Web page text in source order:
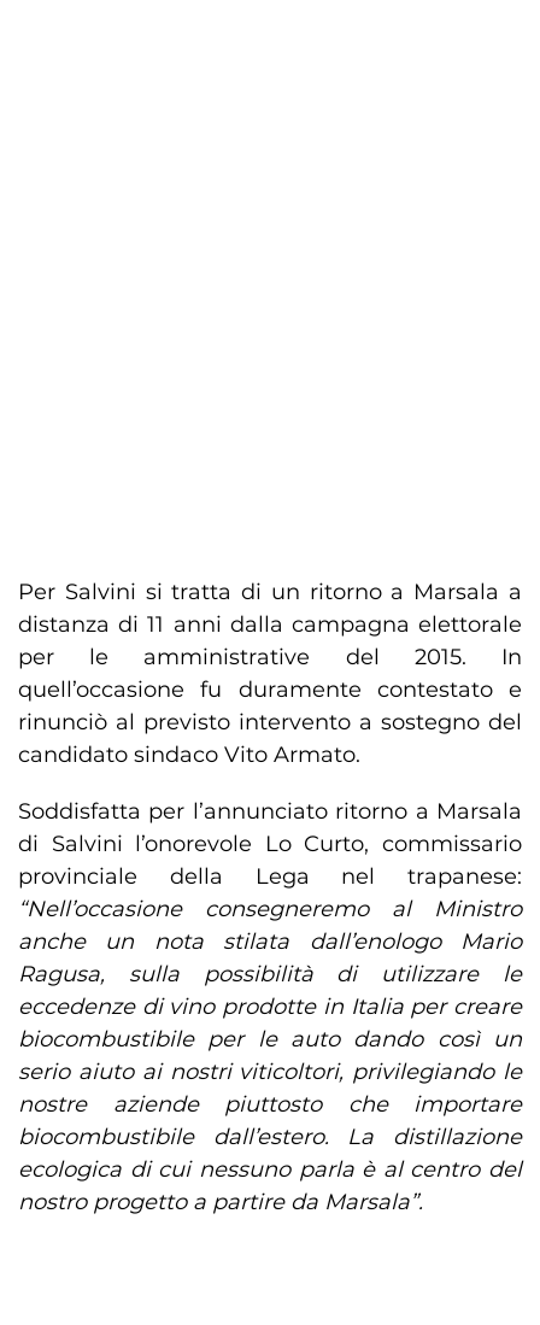
Per Salvini si tratta di un ritorno a Marsala a
distanza di 11 anni dalla campagna elettorale
per le amministrative del 2015. In
quell’occasione fu duramente contestato e
rinunciò al previsto intervento a sostegno del
candidato sindaco Vito Armato.
Soddisfatta per l’annunciato ritorno a Marsala
di Salvini l’onorevole Lo Curto, commissario
provinciale della Lega nel trapanese:
“Nell’occasione consegneremo al Ministro
anche un nota stilata dall’enologo Mario
Ragusa, sulla possibilità di utilizzare le
eccedenze di vino prodotte in Italia per creare
biocombustibile per le auto dando così un
serio aiuto ai nostri viticoltori, privilegiando le
nostre aziende piuttosto che importare
biocombustibile dall’estero. La distillazione
ecologica di cui nessuno parla è al centro del
nostro progetto a partire da Marsala”.